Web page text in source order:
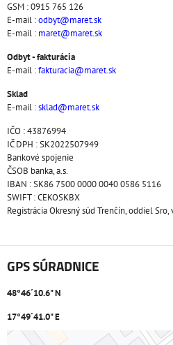
GSM : 0915 765 126
E-mail :odbyt@maret.sk
E-mail : maret@maret.sk
Odbyt - fakturácia
E-mail :fakturacia@maret.sk
Sklad
E-mail :sklad@maret.sk
IČO : 43876994
IČ DPH : SK2022507949
Bankové spojenie
ČSOB banka, a.s.
IBAN : SK86 7500 0000 0040 0586 5116
SWIFT : CEKOSKBX
Registrácia Okresný súd Trenčín, oddiel
GPS SÚRADNICE
48°46´10.6" N
17°49´41.0" E